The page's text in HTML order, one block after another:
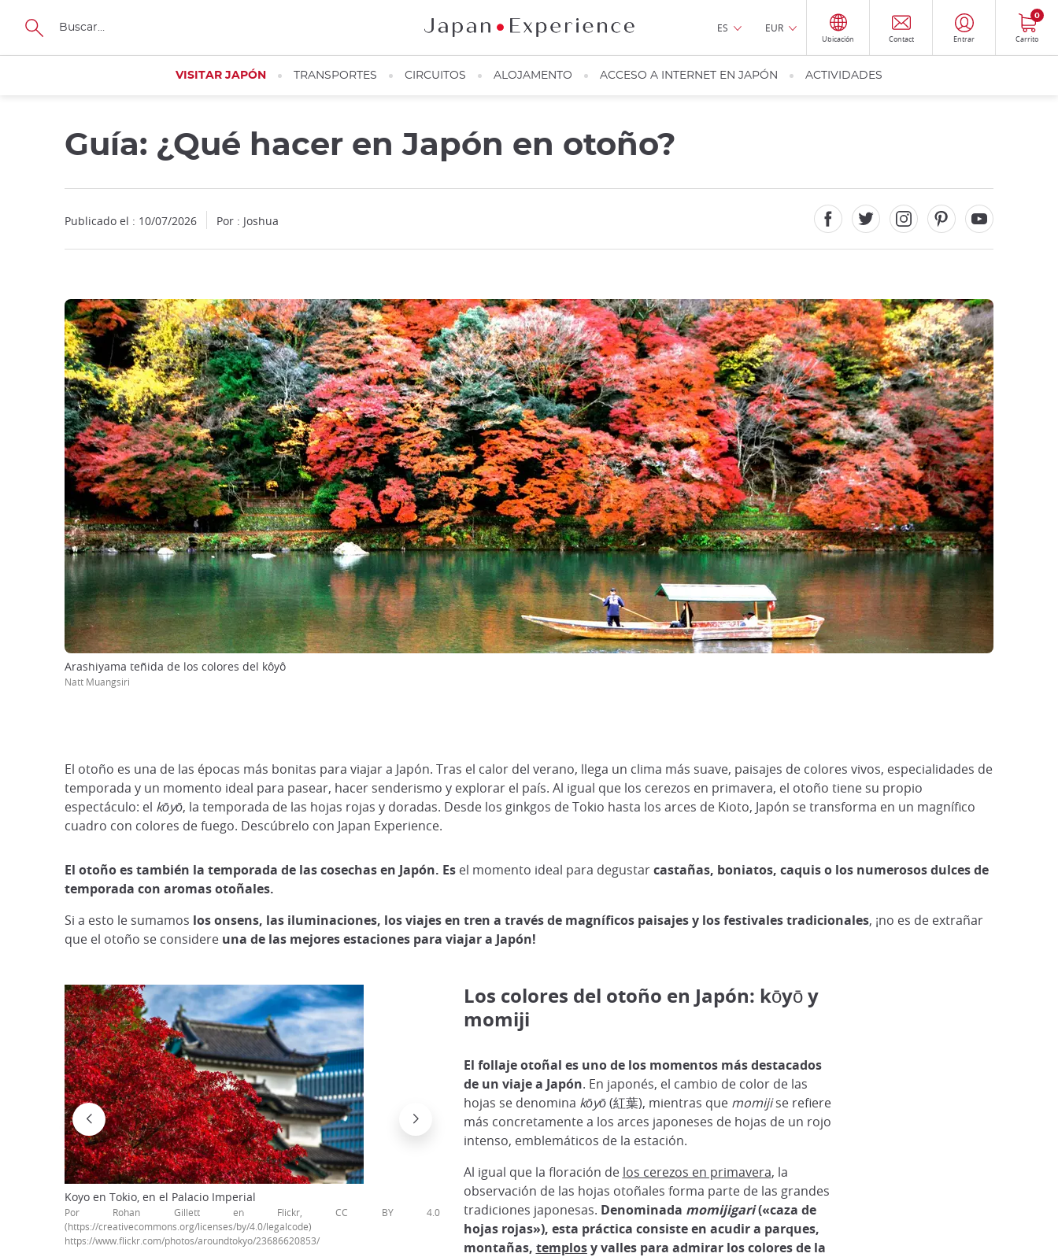
Tamaño
ES EUR
Ubicación Contact Entrar Carrito
0
VISITAR JAPÓN TRANSPORTES CIRCUITOS ALOJAMENTO ACCESO A INTERNET EN JAPÓN ACTIVIDADES
Guía: ¿Qué hacer en Japón en otoño?
Publicado el : 10/07/2026 Por : Joshua
Arashiyama teñida de los colores del kôyô
Natt Muangsiri
El otoño es una de las épocas más bonitas para viajar a Japón. Tras el calor del verano, llega un clima más suave, paisajes de colores vivos, especialidades de
temporada y un momento ideal para pasear, hacer senderismo y explorar el país. Al igual que los cerezos en primavera, el otoño tiene su propio
espectáculo: el kōyō, la temporada de las hojas rojas y doradas. Desde los ginkgos de Tokio hasta los arces de Kioto, Japón se transforma en un magnífico
cuadro con colores de fuego. Descúbrelo con Japan Experience.
El otoño es también la temporada de las cosechas en Japón. Es el momento ideal para degustarcastañas, boniatos, caquis o los numerosos dulces de
temporada con aromas otoñales.
Si a esto le sumamos los onsens, las iluminaciones, los viajes en tren a través de magníficos paisajes y los festivales tradicionales, ¡no es de extrañar
que el otoño se considere una de las mejores estaciones para viajar a Japón!
Los colores del otoño en Japón: kōyō y
momiji
El follaje otoñal es uno de los momentos más destacados
de un viaje a Japón. En japonés, el cambio de color de las
hojas se denomina kōyō(紅葉), mientras que momijise refiere
más concretamente a los arces japoneses de hojas de un rojo
intenso, emblemáticos de la estación.
Al igual que la floración de los cerezos en primavera, la
observación de las hojas otoñales forma parte de las grandes
tradiciones japonesas. Denominada momijigari(«caza de
hojas rojas»), esta práctica consiste en acudir a parques,
montañas, templosy valles para admirar los colores de la
Koyo en Tokio, en el Palacio Imperial
Por Rohan Gillett en Flickr, CC BY 4.0
(https://creativecommons.org/licenses/by/4.0/legalcode)
https://www.flickr.com/photos/aroundtokyo/23686620853/
Un gamo en el parque Momijidani de Miyajima.
DR